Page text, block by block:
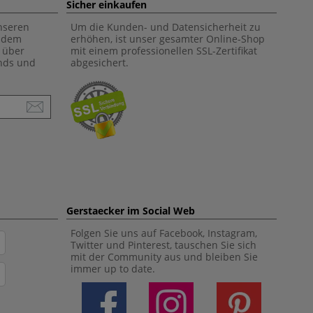
über
und
Sicher einkaufen
Um die Kunden- und Datensicherheit zu
erhöhen, ist unser gesamter Online-Shop
mit einem professionellen SSL-Zertifikat
abgesichert.
Gerstaecker im Social Web
Folgen Sie uns auf Facebook, Instagram,
Twitter und Pinterest, tauschen Sie sich
mit der Community aus und bleiben Sie
immer up to date.